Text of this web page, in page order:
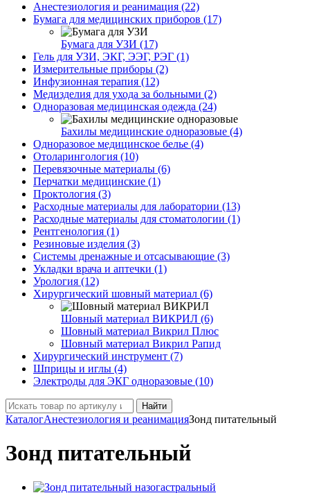
Анестезиология и реанимация (22)
Бумага для медицинских приборов (17)
Бумага для УЗИ (17)
Гель для УЗИ, ЭКГ, ЭЭГ, РЭГ (1)
Измерительные приборы (2)
Инфузионная терапия (12)
Медизделия для ухода за больными (2)
Одноразовая медицинская одежда (24)
Бахилы медицинские одноразовые (4)
Одноразовое медицинское белье (4)
Отоларингология (10)
Перевязочные материалы (6)
Перчатки медицинские (1)
Проктология (3)
Расходные материалы для лаборатории (13)
Расходные материалы для стоматологии (1)
Рентгенология (1)
Резиновые изделия (3)
Системы дренажные и отсасывающие (3)
Укладки врача и аптечки (1)
Урология (12)
Хирургический шовный материал (6)
Шовный материал ВИКРИЛ (6)
Шовный материал Викрил Плюс
Шовный материал Викрил Рапид
Хирургический инструмент (7)
Шприцы и иглы (4)
Электроды для ЭКГ одноразовые (10)
Найти
КаталогАнестезиология и реанимацияЗонд питательный
Зонд питательный